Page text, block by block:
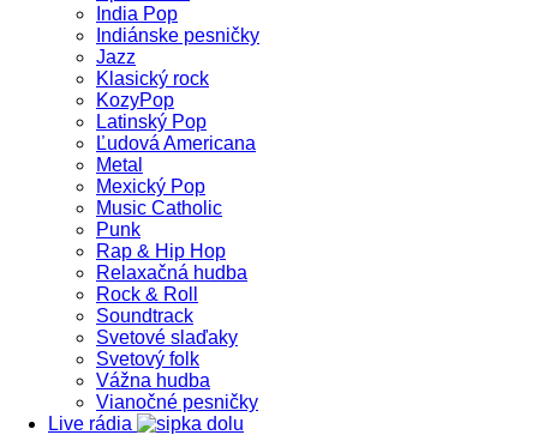
India Pop
Indiánske pesničky
Jazz
Klasický rock
KozyPop
Latinský Pop
Ľudová Americana
Metal
Mexický Pop
Music Catholic
Punk
Rap & Hip Hop
Relaxačná hudba
Rock & Roll
Soundtrack
Svetové slaďaky
Svetový folk
Vážna hudba
Vianočné pesničky
Live rádia